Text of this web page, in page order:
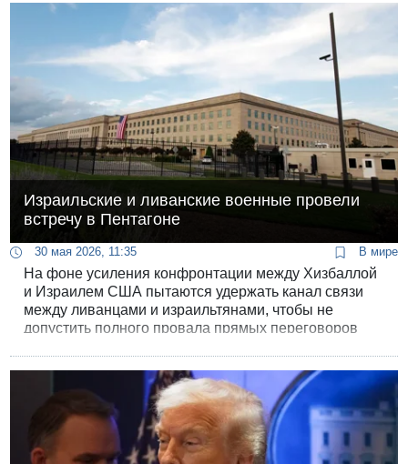
Израильские и ливанские военные провели
встречу в Пентагоне
30 мая 2026, 11:35 В мире
На фоне усиления конфронтации между Хизбаллой
и Израилем США пытаются удержать канал связи
между ливанцами и израильтянами, чтобы не
допустить полного провала прямых переговоров